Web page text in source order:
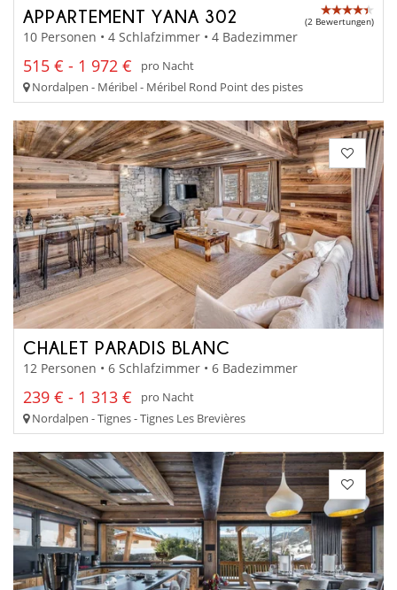
APPARTEMENT YANA 302 (2 Bewertungen)
10 Personen • 4 Schlafzimmer • 4 Badezimmer
515 € - 1 972 €
pro Nacht
Nordalpen - Méribel - Méribel Rond Point des pistes
CHALET PARADIS BLANC
12 Personen • 6 Schlafzimmer • 6 Badezimmer
239 € - 1 313 €
pro Nacht
Nordalpen - Tignes - Tignes Les Brevières